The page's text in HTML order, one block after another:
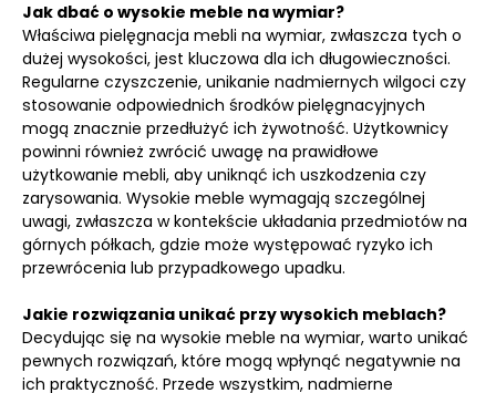
Jak dbać o wysokie meble na wymiar?
Właściwa pielęgnacja mebli na wymiar, zwłaszcza tych o
dużej wysokości, jest kluczowa dla ich długowieczności.
Regularne czyszczenie, unikanie nadmiernych wilgoci czy
stosowanie odpowiednich środków pielęgnacyjnych
mogą znacznie przedłużyć ich żywotność. Użytkownicy
powinni również zwrócić uwagę na prawidłowe
użytkowanie mebli, aby uniknąć ich uszkodzenia czy
zarysowania. Wysokie meble wymagają szczególnej
uwagi, zwłaszcza w kontekście układania przedmiotów na
górnych półkach, gdzie może występować ryzyko ich
przewrócenia lub przypadkowego upadku.
Jakie rozwiązania unikać przy wysokich meblach?
Decydując się na wysokie meble na wymiar, warto unikać
pewnych rozwiązań, które mogą wpłynąć negatywnie na
ich praktyczność. Przede wszystkim, nadmierne